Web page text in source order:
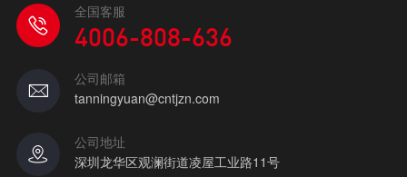
全国客服
4006-808-636
公司邮箱
tanningyuan@cntjzn.com
公司地址
深圳龙华区观澜街道凌屋工业路11号